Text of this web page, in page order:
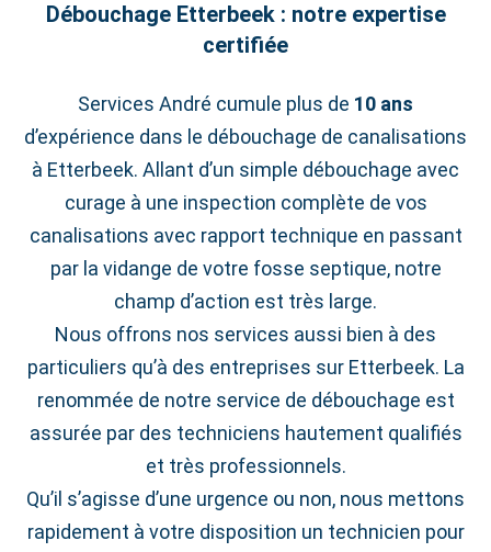
Débouchage Etterbeek : notre expertise
certifiée
Services André cumule plus de 10 ans
d’expérience dans le débouchage de canalisations
à Etterbeek. Allant d’un simple débouchage avec
curage à une inspection complète de vos
canalisations avec rapport technique en passant
par la vidange de votre fosse septique, notre
champ d’action est très large.
Nous offrons nos services aussi bien à des
particuliers qu’à des entreprises sur Etterbeek. La
renommée de notre service de débouchage est
assurée par des techniciens hautement qualifiés
et très professionnels.
Qu’il s’agisse d’une urgence ou non, nous mettons
rapidement à votre disposition un technicien pour